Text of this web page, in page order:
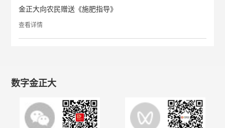
金正大向农民赠送《施肥指导》
查看详情
数字金正大